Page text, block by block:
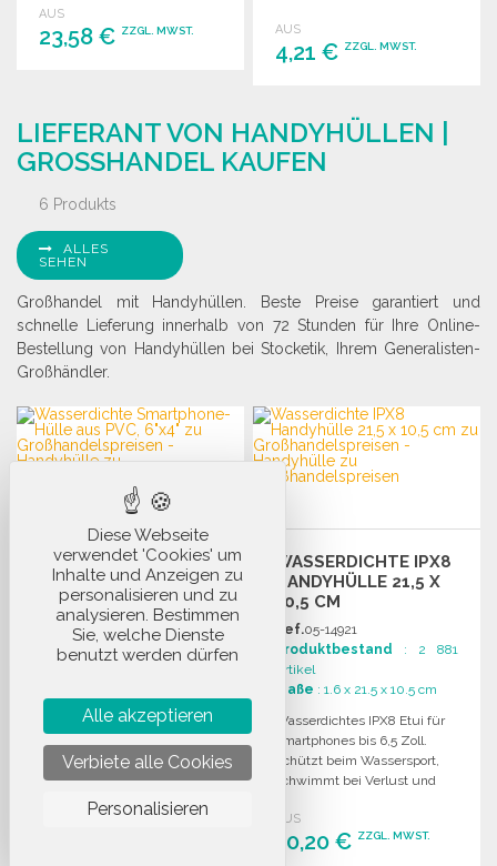
AUS
23,58 € ZZGL. MWST. AUS
4,21 € ZZGL. MWST.
Angebot anfordern
LIEFERANT VON HANDYHÜLLEN |
GROSSHANDEL KAUFEN
6 Produkts
ALLES
SEHEN
Großhandel mit Handyhüllen. Beste Preise garantiert und
schnelle Lieferung innerhalb von 72 Stunden für Ihre Online-
Bestellung von Handyhüllen bei Stocketik, Ihrem Generalisten-
Großhändler.
WASSERDICHTE
SMARTPHONE-HÜLLE
AUS PVC, 6"X4" ZU
GROSSHANDELSPREISEN
02-09349
Produktbestand: 24 971
Wasserdichte Smartphone-
Polyesterkordel,
Sicherheitsverschluss und
touchscreen-fähiger
WASSERDICHTE IPX8
HANDYHÜLLE 21,5 X
10,5 CM
Ref.05-14921
Produktbestand : 2 881
Artikel
Maße : 1.6 x 21.5 x 10.5 cm
Wasserdichtes IPX8 Etui für
Smartphones bis 6,5 Zoll.
Schützt beim Wassersport,
schwimmt bei Verlust und
AUS
10,20 € ZZGL. MWST.
Diese Webseite
verwendet 'Cookies' um
Inhalte und Anzeigen zu
personalisieren und zu
analysieren. Bestimmen
Sie, welche Dienste
benutzt werden dürfen
Alle akzeptieren
Verbiete alle Cookies
Personalisieren